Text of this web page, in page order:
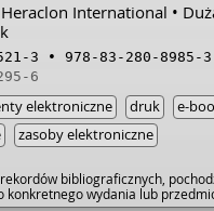
International
3 978-83-280-8985-3
6
elektroniczne druk e-
zasoby elektroniczne
bibliograficznych,
konkretnego wydania lub